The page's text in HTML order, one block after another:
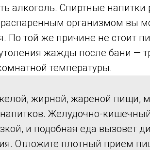
алкоголь. Спиртные
организмом вы
По той же причине не стоит
жажды после бани —
температуры.
жирной, жареной пищи,
Желудочно-
и подобная еда вызовет
Отложите плотный прием